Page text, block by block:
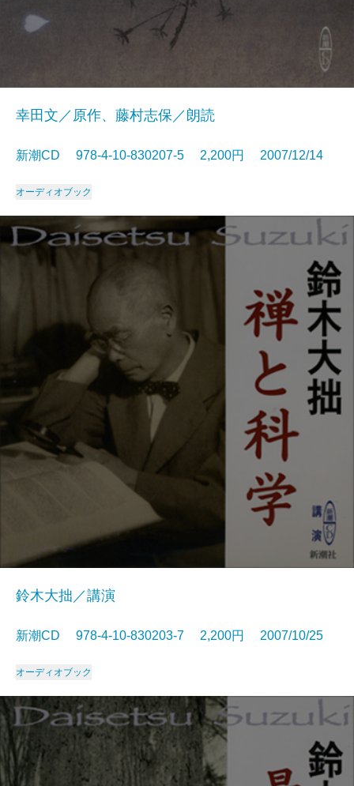
幸田文／原作、藤村志保／朗読
新潮CD 978-4-10-830207-5 2,200円 2007/12/14
オーディオブック
鈴木大拙／講演
新潮CD 978-4-10-830203-7 2,200円 2007/10/25
オーディオブック